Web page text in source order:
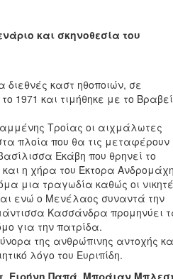
και σκηνοθεσία του
διεθνές καστ ηθοποιών, σε
1971 και τιμήθηκε με το
Τροίας οι αιχμάλωτες
πλοία που θα τις μεταφέρουν
Εκάβη που θρηνεί το
και η χήρα του Έκτορα
μια τραγωδία καθώς οι
ενώ ο Μενέλαος συναντά την
Κασσάνδρα προμηνύει
για την πατρίδα.
της ανθρώπινης αντοχής
λόγο του Ευριπίδη.
Ειρήνη Παπά, Μπράιαν